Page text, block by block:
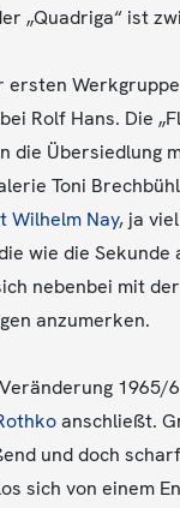
„Quadriga“ ist
Rolf Hans. Die
die Übersiedlung
Toni
Wilhelm Nay, ja
wie die
nebenbei mit
anzumerken.
anschließt.
und doch
sich von einem